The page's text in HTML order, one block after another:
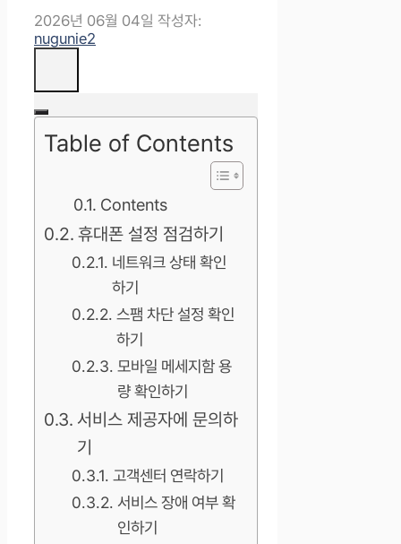
2026년 06월 04일 작성자:
nugunie2
Table of Contents
Contents
휴대폰 설정 점검하기
네트워크 상태 확인
하기
스팸 차단 설정 확인
하기
모바일 메세지함 용
량 확인하기
서비스 제공자에 문의하
기
고객센터 연락하기
서비스 장애 여부 확
인하기